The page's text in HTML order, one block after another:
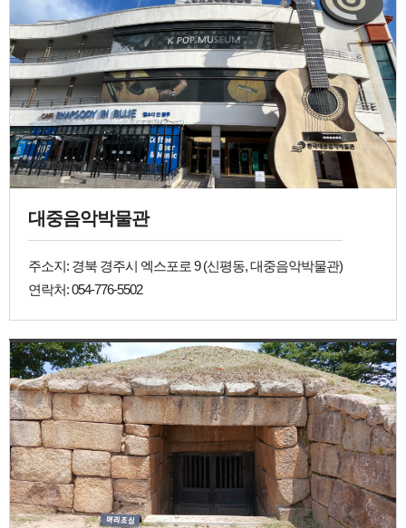
대중음악박물관
주소지: 경북 경주시 엑스포로 9 (신평동, 대중음악박물관)
연락처: 054-776-5502